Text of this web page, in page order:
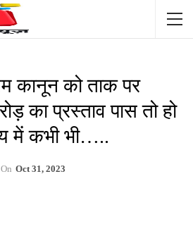
कानून को ताक पर
का प्रस्ताव पास तो हो
में कभी भी…..
On Oct 31, 2023